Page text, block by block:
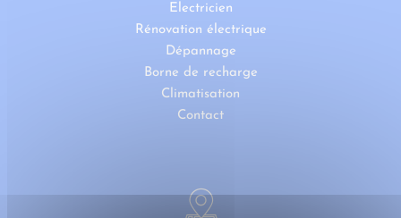
Electricien
Rénovation électrique
Dépannage
Borne de recharge
Climatisation
Contact